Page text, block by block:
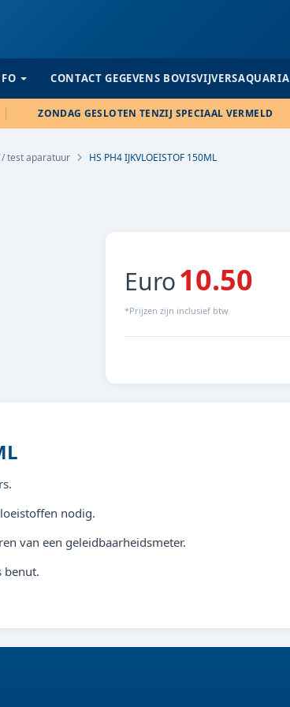
CONTACT GEGEVENS BOVISVIJVERSAQUARIA
ZONDAG GESLOTEN TENZIJ SPECIAAL VERMELD
test aparatuur HS PH4 IJKVLOEISTOF 150ML
Euro10.50
*Prijzen zijn inclusief btw
nodig.
van een geleidbaarheidsmeter.
benut.